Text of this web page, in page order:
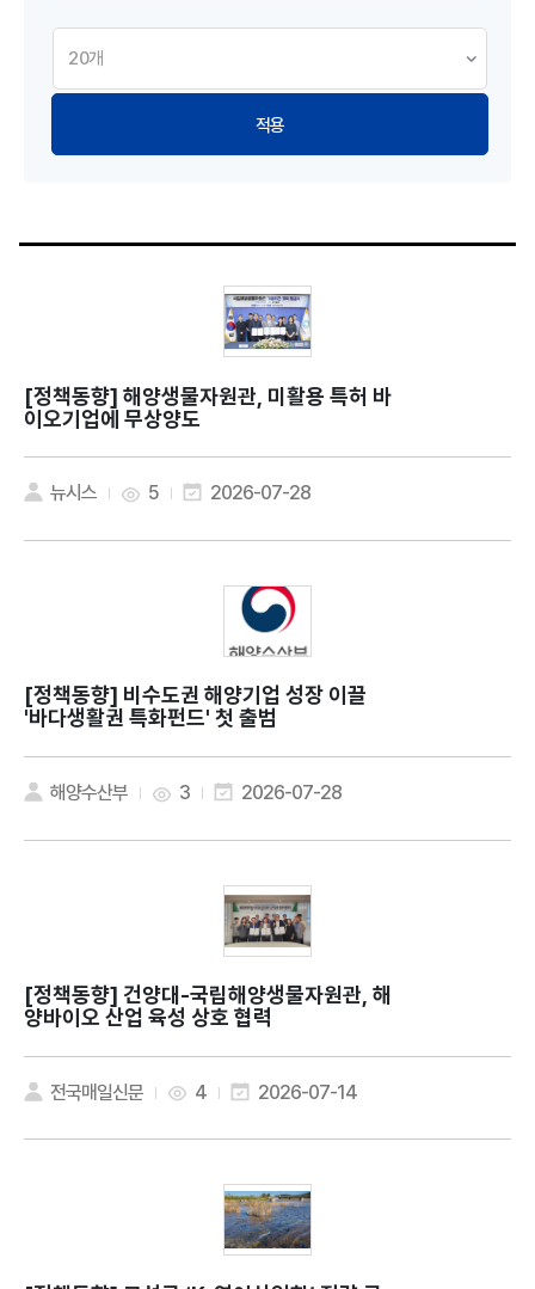
적용
[정책동향]
이오기업에 무상양도
뉴시스 5 2026-07-28
[정책동향]
'바다생활권 특화펀드' 첫 출범
해양수산부 3 2026-07-28
[정책동향]
양바이오 산업 육성 상호 협력
전국매일신문 4 2026-07-14